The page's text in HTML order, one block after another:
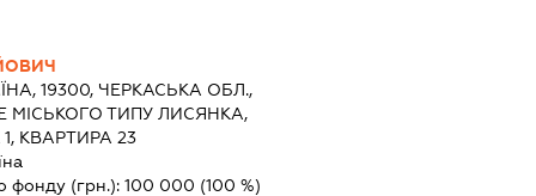
19300, ЧЕРКАСЬКА ОБЛ.,
ТИПУ ЛИСЯНКА,
КВАРТИРА 23
фонду (грн.): 100 000 (100 %)